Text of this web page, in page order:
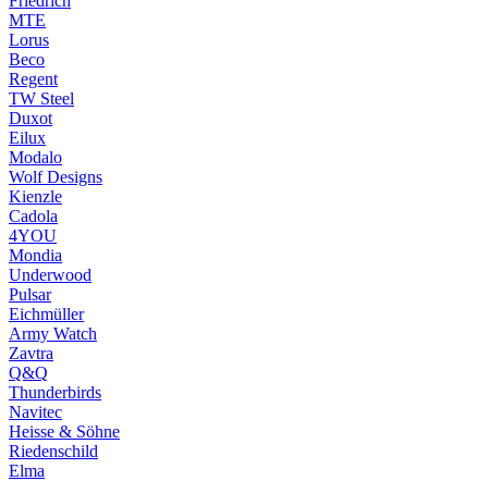
MTE
Lorus
Beco
Regent
TW Steel
Duxot
Eilux
Modalo
Wolf Designs
Kienzle
Cadola
4YOU
Mondia
Underwood
Pulsar
Eichmüller
Army Watch
Zavtra
Q&Q
Thunderbirds
Navitec
Heisse & Söhne
Riedenschild
Elma